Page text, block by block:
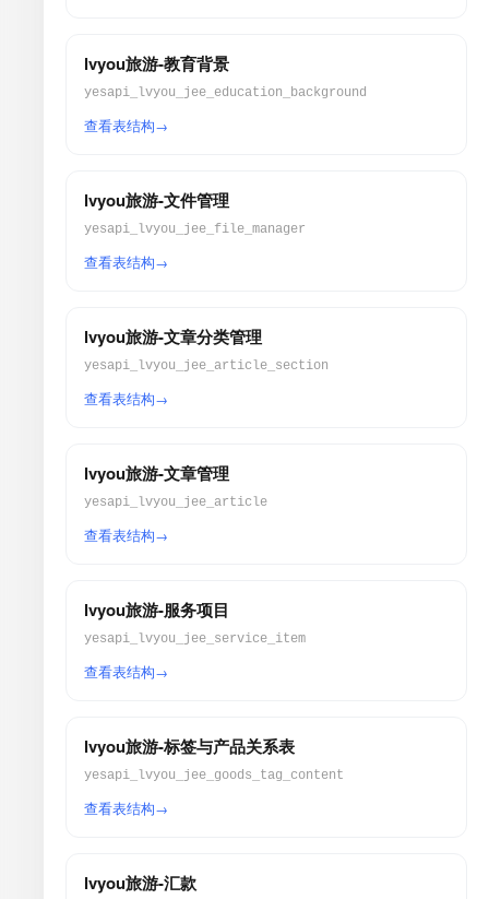
lvyou旅游-教育背景
yesapi_lvyou_jee_education_background
查看表结构
lvyou旅游-文件管理
yesapi_lvyou_jee_file_manager
查看表结构
lvyou旅游-文章分类管理
yesapi_lvyou_jee_article_section
查看表结构
lvyou旅游-文章管理
yesapi_lvyou_jee_article
查看表结构
lvyou旅游-服务项目
yesapi_lvyou_jee_service_item
查看表结构
lvyou旅游-标签与产品关系表
yesapi_lvyou_jee_goods_tag_content
查看表结构
lvyou旅游-汇款